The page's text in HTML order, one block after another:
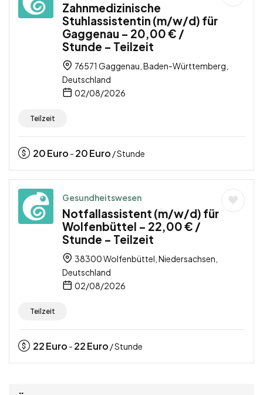
Zahnmedizinische
Stuhlassistentin (m/w/d) für
Gaggenau – 20,00 € /
Stunde – Teilzeit
76571 Gaggenau, Baden-Württemberg,
Deutschland
02/08/2026
Teilzeit
20Euro - 20Euro / Stunde
Gesundheitswesen
Notfallassistent (m/w/d) für
Wolfenbüttel – 22,00 € /
Stunde – Teilzeit
38300 Wolfenbüttel, Niedersachsen,
Deutschland
02/08/2026
Teilzeit
22Euro - 22Euro / Stunde